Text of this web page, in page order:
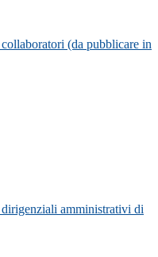
(da pubblicare in
amministrativi di